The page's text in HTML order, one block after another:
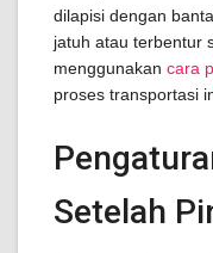
dilapisi dengan
jatuh atau terbentur
menggunakan cara
proses transportasi
Setelah